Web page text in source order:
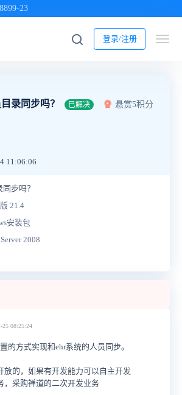
23
登录/注册
录同步吗？ 已解决 悬赏5积分
11:06:06
步吗？
21.4
安装包
2008
25 08:25:24
的方式实现和ehr系统的人员同步。
放的，如果有开发能力可以自主开发
，采购禅道的二次开发业务